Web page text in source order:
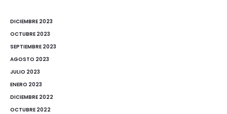
DICIEMBRE 2023
OCTUBRE 2023
SEPTIEMBRE 2023
AGOSTO 2023
JULIO 2023
ENERO 2023
DICIEMBRE 2022
OCTUBRE 2022